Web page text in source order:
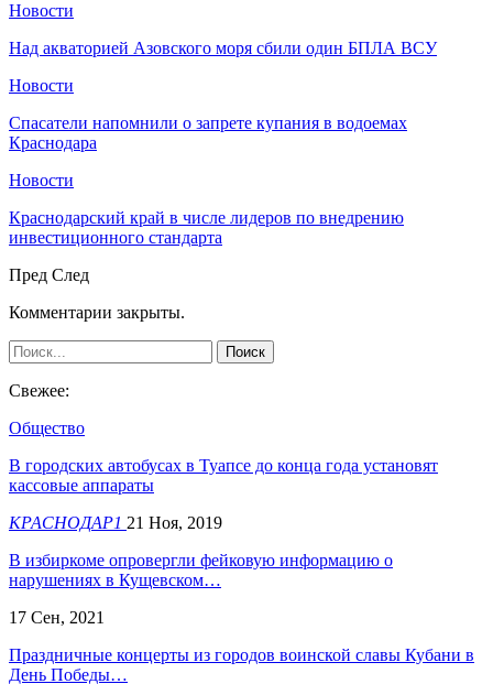
Новости
Над акваторией Азовского моря сбили один БПЛА ВСУ
Новости
Спасатели напомнили о запрете купания в водоемах
Краснодара
Новости
Краснодарский край в числе лидеров по внедрению
инвестиционного стандарта
Пред След
Комментарии закрыты.
Свежее:
Общество
В городских автобусах в Туапсе до конца года установят
кассовые аппараты
КРАСНОДАР1 21 Ноя, 2019
В избиркоме опровергли фейковую информацию о
нарушениях в Кущевском…
17 Сен, 2021
Праздничные концерты из городов воинской славы Кубани в
День Победы…